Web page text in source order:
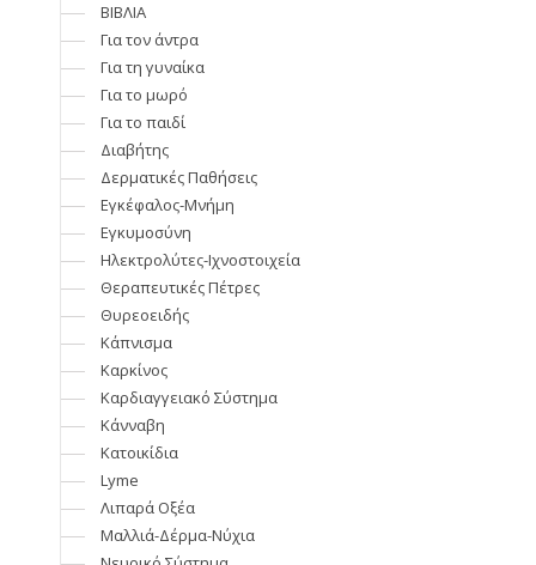
ΒΙΒΛΙΑ
Για τον άντρα
Για τη γυναίκα
Για το μωρό
Για το παιδί
Διαβήτης
Δερματικές Παθήσεις
Εγκέφαλος-Μνήμη
Εγκυμοσύνη
Ηλεκτρολύτες-Ιχνοστοιχεία
Θεραπευτικές Πέτρες
Θυρεοειδής
Κάπνισμα
Καρκίνος
Καρδιαγγειακό Σύστημα
Κάνναβη
Κατοικίδια
Lyme
Λιπαρά Οξέα
Μαλλιά-Δέρμα-Nύχια